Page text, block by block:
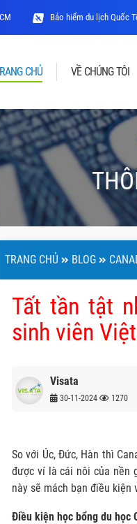
Bảo hiểm du lịch Quốc
CHỦ VỀ CHÚNG TÔI
TRANG CHỦ BLOG
Tất tần tật
sinh viên
Visata
30-11-2024 1270
So với Úc, Đức, Hàn thì
được ví là cái nôi của nền
này sẽ mách bạn điều kiện
Điều kiện học bổng du học